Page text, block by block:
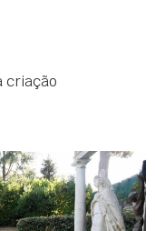
criação